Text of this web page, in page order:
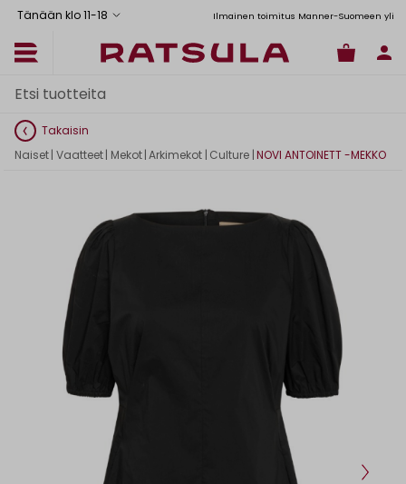
Tänään klo 11-18
Toimituskulut alk. 6,90€ Ilmainen toimitus Manner-Suomeen yli
Takaisin
Naiset| Vaatteet| Mekot |Arkimekot | Culture |NOVI ANTOINETT -MEKKO